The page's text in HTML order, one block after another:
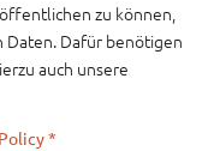
zu können,
Dafür benötigen
auch unsere
*